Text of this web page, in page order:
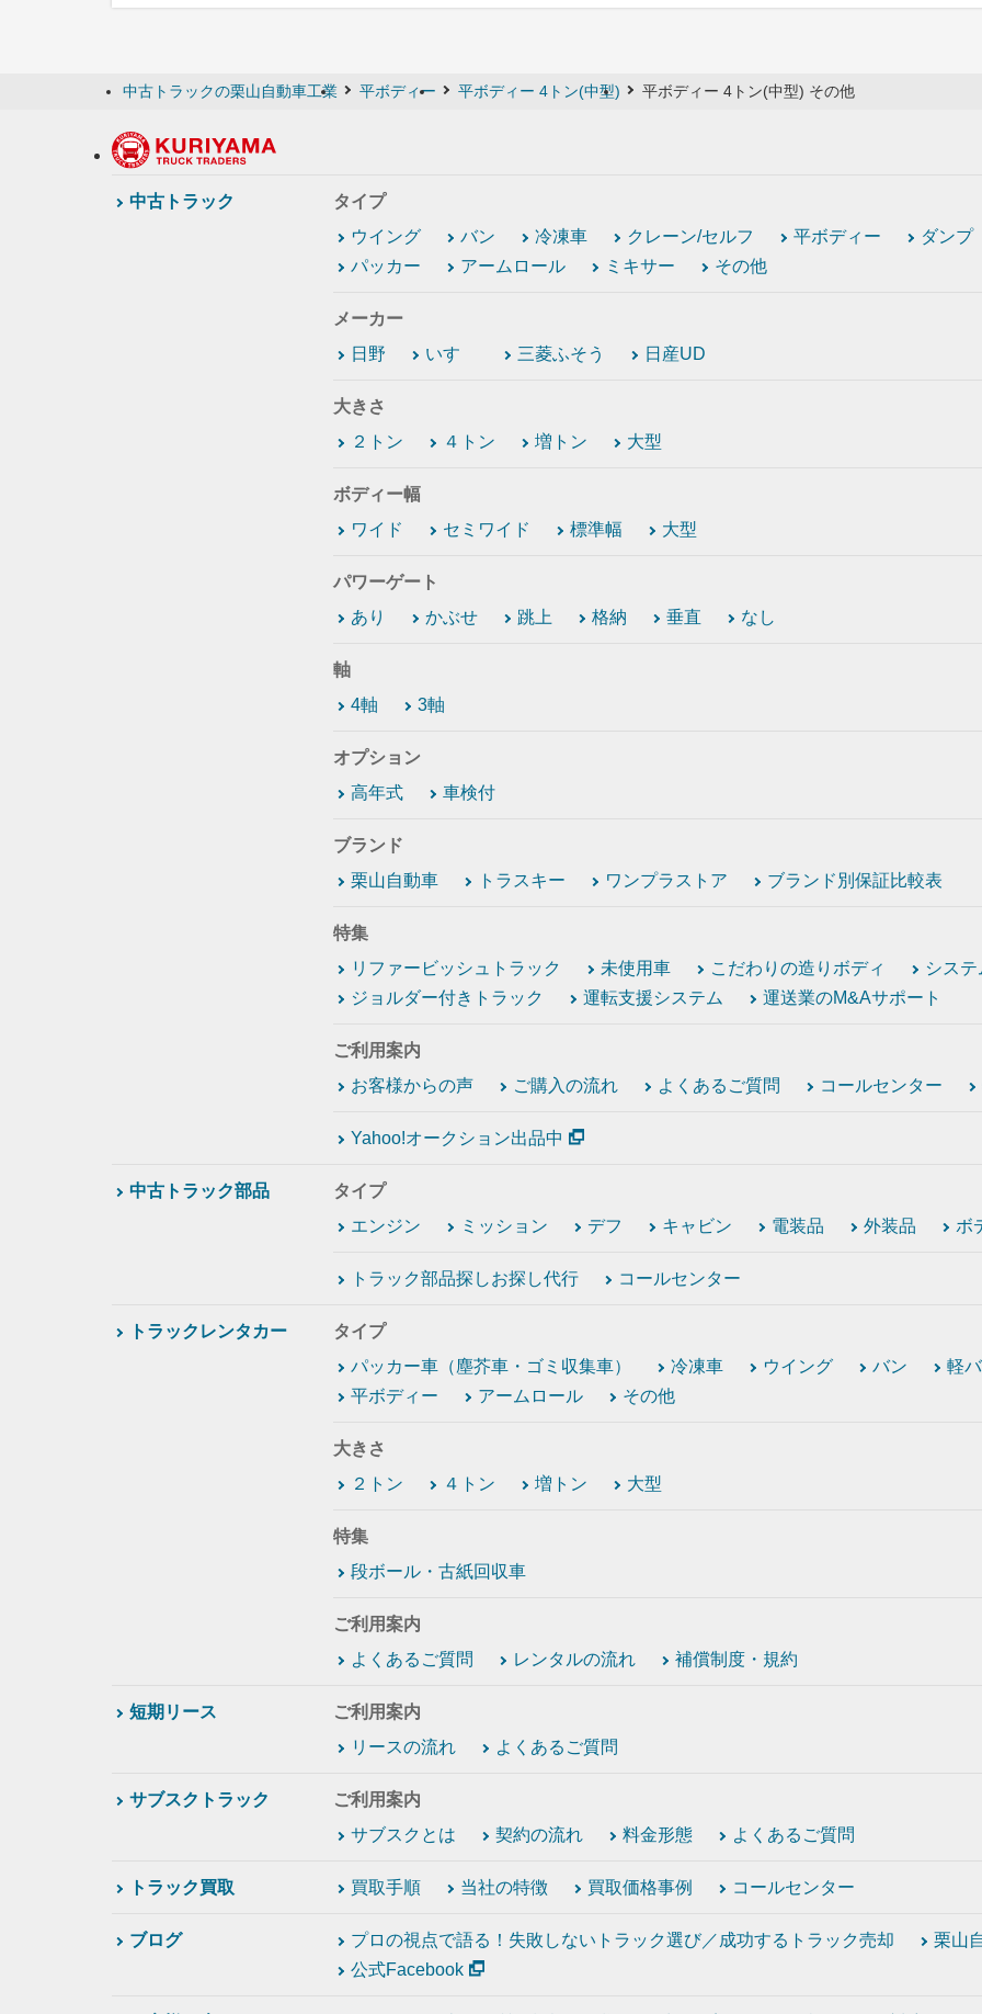
中古トラックの栗山自動車工業 平ボディー 平ボディー 4トン(中型) 平ボディー 4トン(中型) その他
中古トラック
タイプ
ウイング
バン 冷凍車 クレーン/セルフ 平ボディー ダンプ
パッカー
アームロール ミキサー その他
メーカー
日野
いすゞ 三菱ふそう 日産UD
大きさ
２トン
４トン 増トン 大型
ボディー幅
ワイド
セミワイド 標準幅 大型
パワーゲート
あり
かぶせ 跳上 格納 垂直 なし
軸
4軸
3軸
オプション
高年式
車検付
ブランド
栗山自動車
トラスキー ワンプラストア ブランド別保証比較表
特集
リファービッシュトラック
未使用車 こだわりの造りボディ
シス
ジョルダー付きトラック
運転支援システム 運送業のM&Aサポート
ご利用案内
お客様からの声
ご購入の流れ よくあるご質問 コールセンター
Yahoo!オークション出品中
中古トラック部品
タイプ
エンジン
ミッション デフ キャビン 電装品 外装品 ボ
トラック部品探しお探し代行 コールセンター
トラックレンタカー
タイプ
パッカー車（塵芥車・ゴミ収集車）
冷凍車 ウイング バン 軽
平ボディー
アームロール その他
大きさ
２トン
４トン 増トン 大型
特集
段ボール・古紙回収車
ご利用案内
よくあるご質問
レンタルの流れ 補償制度・規約
短期リース
ご利用案内
リースの流れ
よくあるご質問
サブスクトラック
ご利用案内
サブスクとは
契約の流れ 料金形態 よくあるご質問
トラック買取 買取手順 当社の特徴 買取価格事例 コールセンター
ブログ プロの視点で語る！失敗しないトラック選び／成功するトラック売却 栗山
公式Facebook